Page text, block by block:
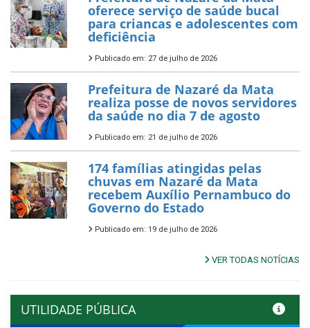
oferece serviço de saúde bucal
para criancas e adolescentes com
deficiência
Publicado em: 27 de julho de 2026
Prefeitura de Nazaré da Mata
realiza posse de novos servidores
da saúde no dia 7 de agosto
Publicado em: 21 de julho de 2026
174 famílias atingidas pelas
chuvas em Nazaré da Mata
recebem Auxílio Pernambuco do
Governo do Estado
Publicado em: 19 de julho de 2026
VER TODAS NOTÍCIAS
UTILIDADE PÚBLICA